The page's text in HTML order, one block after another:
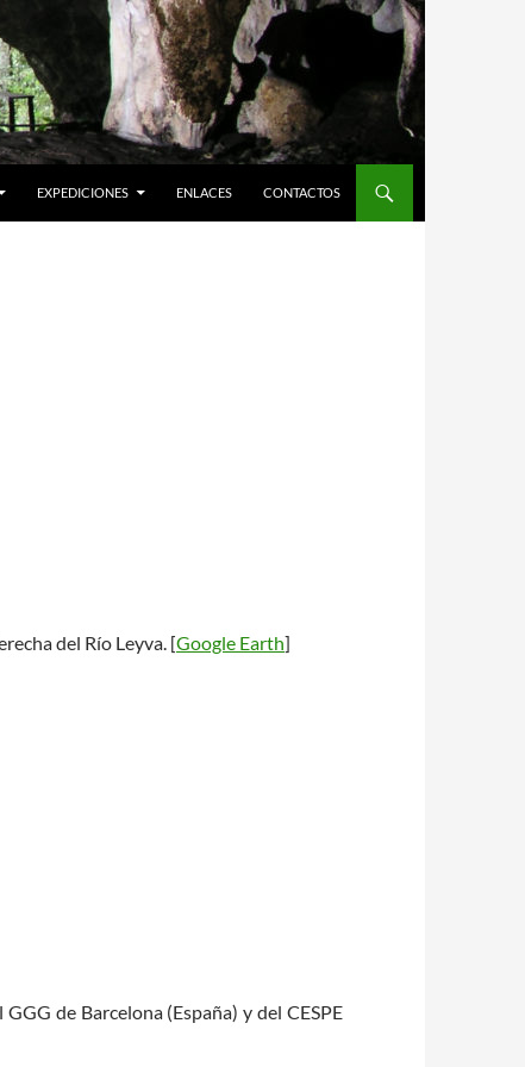
EXPEDICIONES ENLACES CONTACTOS
del Río Leyva. [Google Earth]
de Barcelona (España) y del CESPE